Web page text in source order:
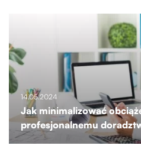
14.05.2024
Jak minimalizować
profesjonalnemu